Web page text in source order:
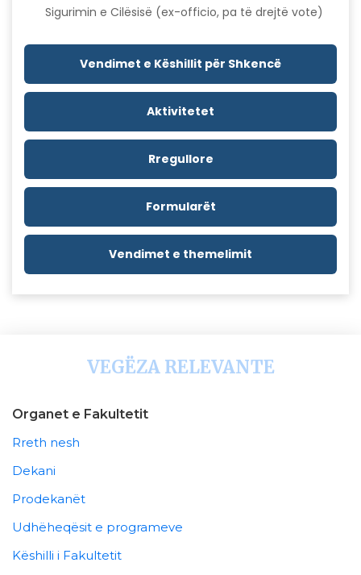
Sigurimin e Cilësisë (ex-officio, pa të drejtë vote)
Vendimet e Këshillit për Shkencë
Aktivitetet
Rregullore
Formularët
Vendimet e themelimit
VEGËZA RELEVANTE
Organet e Fakultetit
Rreth nesh
Dekani
Prodekanët
Udhëheqësit e programeve
Këshilli i Fakultetit